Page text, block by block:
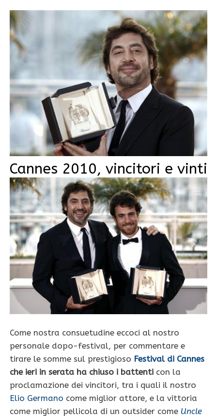
Cannes 2010, vincitori e vinti
Come nostra consuetudine eccoci al nostro
personale dopo-festival, per commentare e
tirare le somme sul prestigioso Festival di Cannes
che ieri in serata ha chiuso i battenti con la
proclamazione dei vincitori, tra i quali il nostro
Elio Germano come miglior attore, e la vittoria
come miglior pellicola di un outsider come Uncle